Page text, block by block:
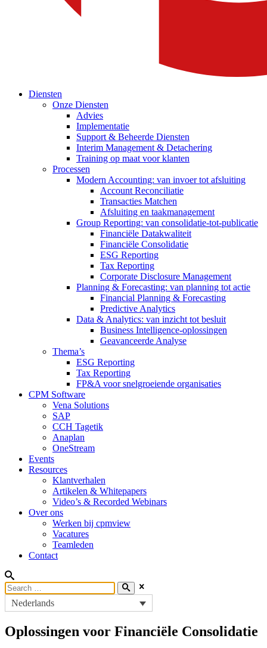
Diensten
Onze Diensten
Advies
Implementatie
Support & Beheerde Diensten
Interim Management & Detachering
Training op maat voor klanten
Processen
Modern Accounting: van invoer tot afsluiting
Account Reconciliatie
Transacties Matchen
Afsluiting en taakmanagement
Group Reporting: van consolidatie-tot-publicatie
Financiële Datakwaliteit
Financiële Consolidatie
ESG Reporting
Tax Reporting
Corporate Disclosure Management
Planning & Forecasting: van planning tot actie
Financial Planning & Forecasting
Predictive Analytics
Data & Analytics: van inzicht tot besluit
Business Intelligence-oplossingen
Geavanceerde Analyse
Thema’s
ESG Reporting
Tax Reporting
FP&A voor snelgroeiende organisaties
CPM Software
Vena Solutions
SAP
CCH Tagetik
Anaplan
OneStream
Events
Resources
Klantverhalen
Artikelen & Whitepapers
Video’s & Recorded Webinars
Over ons
Werken bij cpmview
Vacatures
Teamleden
Contact
Nederlands
Oplossingen voor Financiële Consolidatie